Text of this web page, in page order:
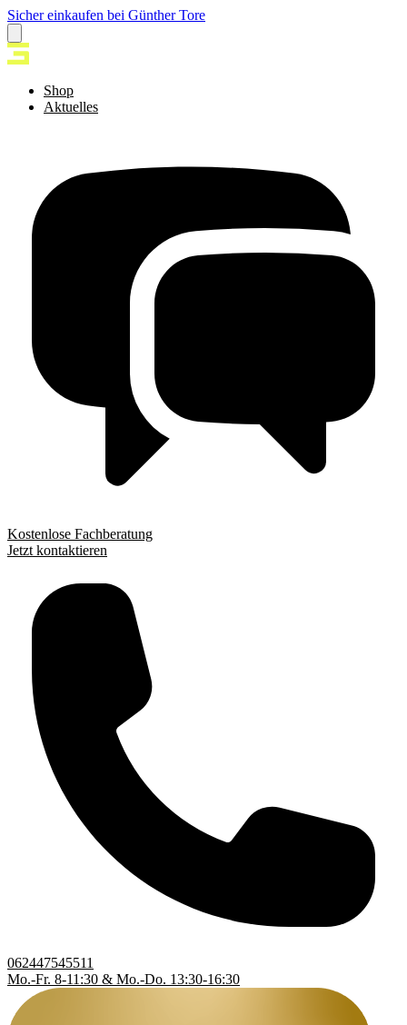
Sicher einkaufen bei Günther Tore
Shop
Aktuelles
Kostenlose Fachberatung
Jetzt kontaktieren
062447545511
Mo.-Fr. 8-11:30 & Mo.-Do. 13:30-16:30